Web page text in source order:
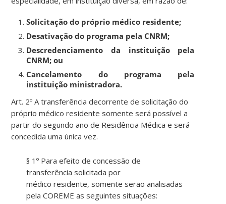
Solicitação do próprio médico residente;
Desativação do programa pela CNRM;
Descredenciamento da instituição pela
CNRM; ou
Cancelamento do programa pela
instituição ministradora.
Art. 2º A transferência decorrente desolicitação do
próprio médico residente somente será possível a
partir do segundo ano de Residência Médica e será
concedida uma única vez.
§ 1º Para efeito de concessão de
transferência solicitada por
médicoresidente,somenteserão analisadas
pela COREME asseguintessituações: